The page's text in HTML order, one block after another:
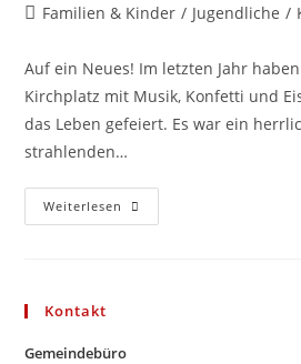
Autor:
veröffentlicht:
Beitrags-
Familien & Kinder / Jugendliche /
Auf ein Neues! Im letzten Jahr
Kirchplatz mit Musik, Konfetti und
das Leben gefeiert. Es war ein
strahlenden…
Weiterlesen Scheiß-
Auf-
Kontakt
Gemeindebüro